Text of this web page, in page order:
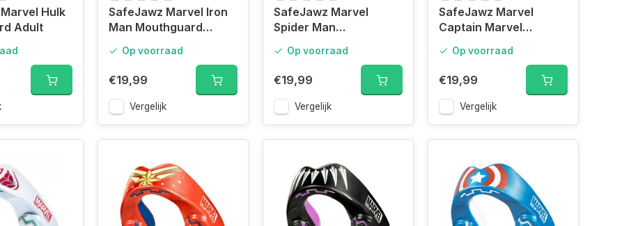
Hulk
Adult
SafeJawz Marvel Iron
Man Mouthguard
Op voorraad
€19,99
Vergelijk
SafeJawz Marvel
Spider Man
Op voorraad
€19,99
Vergelijk
SafeJawz Marvel
Captain Marvel
Op voorraad
€19,99
Vergelijk